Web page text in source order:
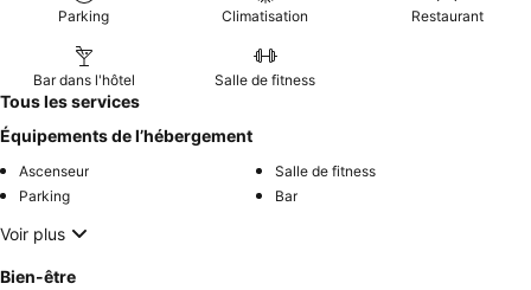
Parking Climatisation Restaurant
Bar dans l'hôtel Salle de fitness
Tous les services
Équipements de l’hébergement
Ascenseur
Salle de fitness
Parking
Bar
Voir plus
Bien-être